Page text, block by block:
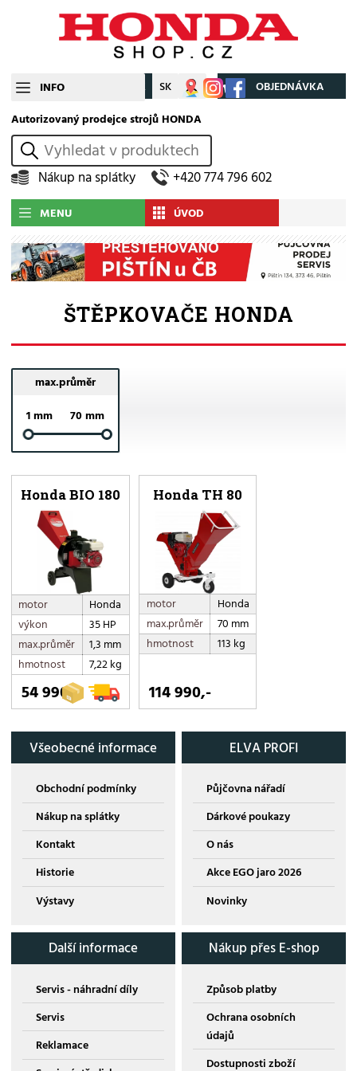
INFO CZ SK Můj účet OBJEDNÁVKA
Autorizovaný prodejce strojů HONDA
vyhledat
Nákup na splátky +420 774 796 602
MENU ÚVOD
ŠTĚPKOVAČE HONDA
max.průměr
1 mm
70 mm
Honda BIO 180
motor
Honda
výkon
35 HP
max.průměr
1,3 mm
hmotnost
7,22 kg
54 990,-
Honda TH 80
motor
Honda
max.průměr
70 mm
hmotnost
113 kg
114 990,-
Všeobecné informace
Obchodní podmínky
Nákup na splátky
Kontakt
Historie
Výstavy
ELVA PROFI
Půjčovna nářadí
Dárkové poukazy
O nás
Akce EGO jaro 2026
Novinky
Další informace
Servis - náhradní díly
Servis
Reklamace
Nákup přes E-shop
Způsob platby
Ochrana osobních
údajů
Dostupnosti zboží